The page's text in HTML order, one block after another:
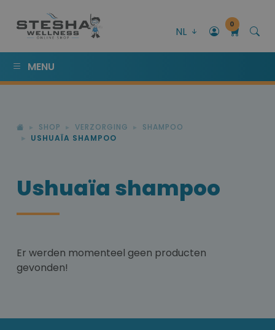
NL
0
MENU
SHOP VERZORGING
SHAMPOO
USHUAÏA SHAMPOO
Ushuaïa shampoo
Er werden momenteel geen producten
gevonden!